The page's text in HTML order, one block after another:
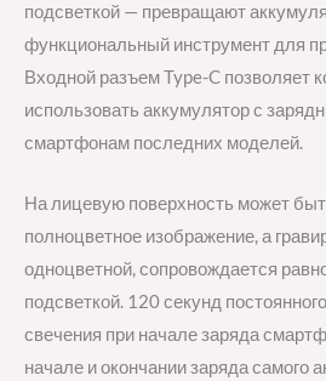
подсветкой — превращают
функциональный инструмент для
Входной разъем Type-C позволяет
использовать аккумулятор с
смартфонам последних моделей.
На лицевую поверхность может
полноцветное изображение, а
одноцветной, сопровождается
подсветкой. 120 секунд
свечения при начале заряда
начале и окончании заряда самого